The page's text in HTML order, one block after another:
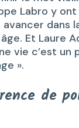
Labro y
dans
Et Laure
vie c’est un
».
de